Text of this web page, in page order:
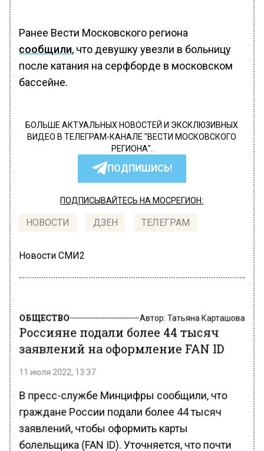
Ранее Вести Московского региона
сообщили, что девушку увезли в больницу
после катания на серфборде в московском
бассейне.
БОЛЬШЕ АКТУАЛЬНЫХ НОВОСТЕЙ И ЭКСКЛЮЗИВНЫХ
ВИДЕО В ТЕЛЕГРАМ-КАНАЛЕ "ВЕСТИ МОСКОВСКОГО
РЕГИОНА".
ПОДПИШИСЬ!
ПОДПИСЫВАЙТЕСЬ НА МОСРЕГИОН:
НОВОСТИ ДЗЕН ТЕЛЕГРАМ
Новости СМИ2
ОБЩЕСТВО Автор: Татьяна Карташова
Россияне подали более 44 тысяч
заявлений на оформление FAN ID
11 июля 2022, 13:37
В пресс-службе Минцифры сообщили, что
граждане России подали более 44 тысяч
заявлений, чтобы оформить карты
болельщика (FAN ID). Уточняется, что почти